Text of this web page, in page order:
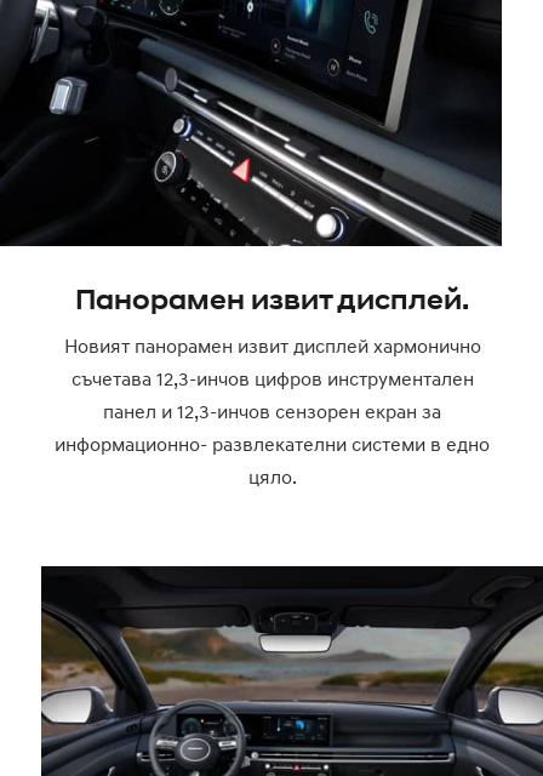
Панорамен извит дисплей.
Новият панорамен извит дисплей хармонично
съчетава 12,3-инчов цифров инструментален
панел и 12,3-инчов сензорен екран за
информационно- развлекателни системи в едно
цяло.